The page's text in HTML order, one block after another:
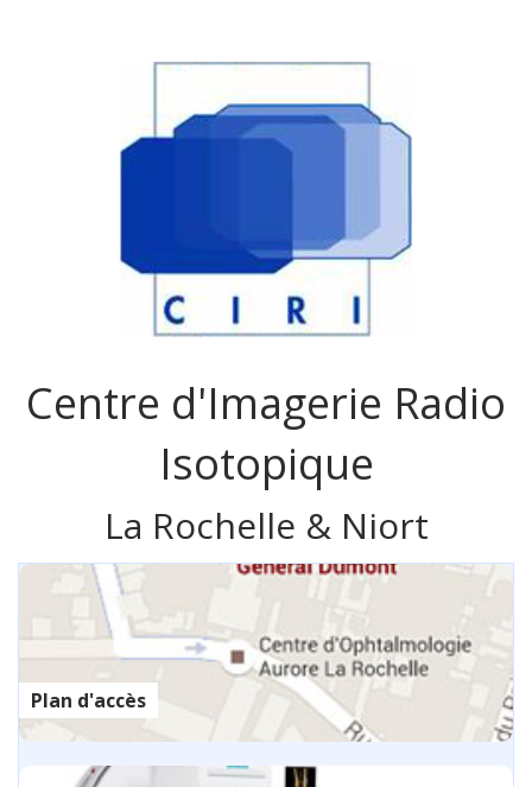
Centre d'Imagerie Radio
Isotopique
La Rochelle & Niort
Plan d'accès